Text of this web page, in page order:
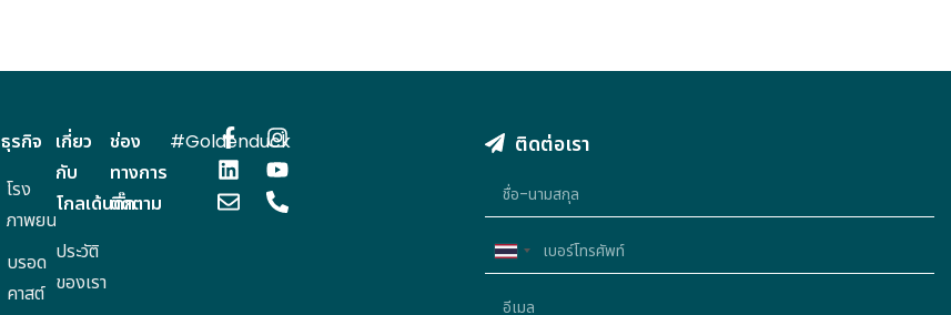
ธุรกิจ
บรอด
คาสต์
โรง
ภาพยนตร์
เกี่ยว
กับ
โกลเด้นดั๊ก
ประวัติ
ของเรา
ช่อง
ทางการ
ติดตาม
#Goldenduck ติดต่อเรา
Thailand